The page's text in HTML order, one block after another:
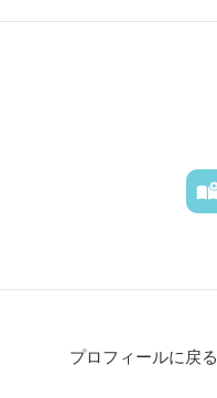
プロフィールに戻る